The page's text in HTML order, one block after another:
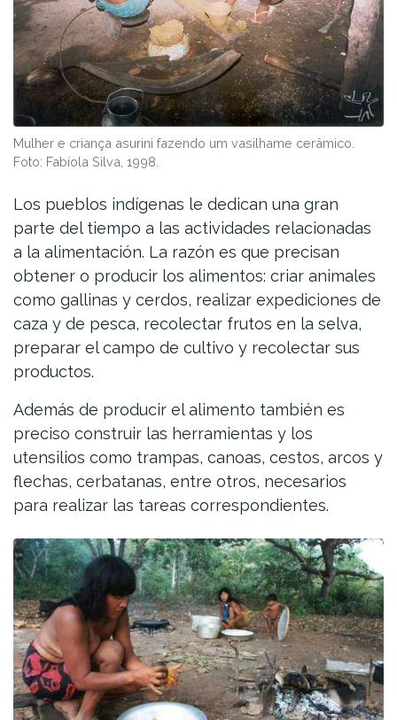
Mulher e criança asurini fazendo um vasilhame cerâmico.
Foto: Fabíola Silva, 1998.
Los pueblos indígenas le dedican una gran
parte del tiempo a las actividades relacionadas
a la alimentación. La razón es que precisan
obtener o producir los alimentos: criar animales
como gallinas y cerdos, realizar expediciones de
caza y de pesca, recolectar frutos en la selva,
preparar el campo de cultivo y recolectar sus
productos.
Además de producir el alimento también es
preciso construir las herramientas y los
utensilios como trampas, canoas, cestos, arcos y
flechas, cerbatanas, entre otros, necesarios
para realizar las tareas correspondientes.